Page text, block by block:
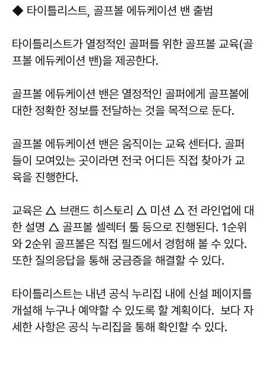
◆ 타이틀리스트, 골프볼 에듀케이션 밴 출범
타이틀리스트가 열정적인 골퍼를 위한 골프볼 교육(골
프볼 에듀케이션 밴)을 제공한다.
골프볼 에듀케이션 밴은 열정적인 골퍼에게 골프볼에
대한 정확한 정보를 전달하는 것을 목적으로 둔다.
골프볼 에듀케이션 밴은 움직이는 교육 센터다. 골퍼
들이 모여있는 곳이라면 전국 어디든 직접 찾아가 교
육을 진행한다.
교육은 △ 브랜드 히스토리 △ 미션 △ 전 라인업에 대
한 설명 △ 골프볼 셀렉터 툴 등으로 진행된다. 1순위
와 2순위 골프볼은 직접 필드에서 경험해 볼 수 있다.
또한 질의응답을 통해 궁금증을 해결할 수 있다.
타이틀리스트는 내년 공식 누리집 내에 신설 페이지를
개설해 누구나 예약할 수 있도록 할 계획이다. 보다 자
세한 사항은 공식 누리집을 통해 확인할 수 있다.